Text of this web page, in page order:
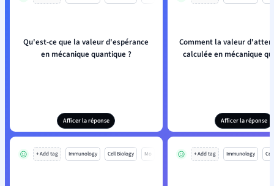
Qu'est-ce que la valeur d'espérance
en mécanique quantique ?
Afficer la réponse
Comment la valeur
calculée en mécanique
Afficer la réponse
+ Add tag Immunology Cell Biology Mo + Add tag Immunology